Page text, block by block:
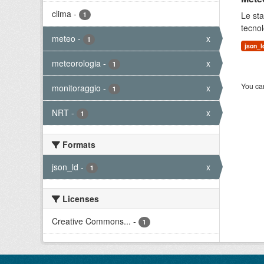
clima - 1
meteo - 1 x
meteorologia - 1 x
monitoraggio - 1 x
NRT - 1 x
Formats
json_ld - 1 x
Licenses
Creative Commons... - 1
Le
You